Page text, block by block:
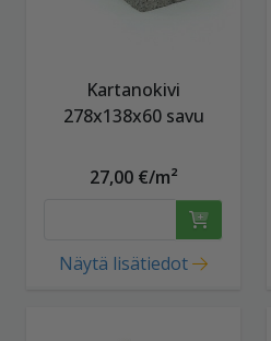
Kartanokivi
278x138x60 savu
27,00 €/m²
Näytä lisätiedot